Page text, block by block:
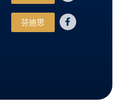
芬迪思